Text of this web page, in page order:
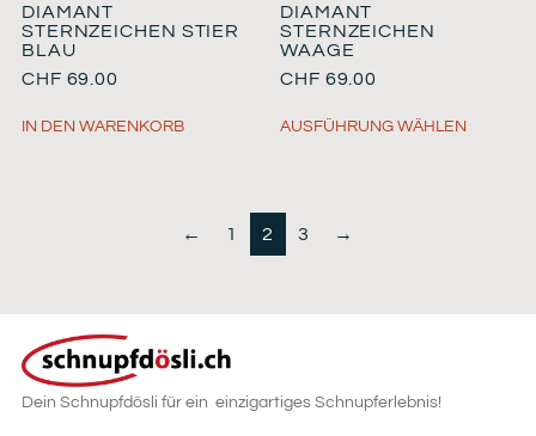
DIAMANT
STERNZEICHEN STIER
BLAU
CHF 69.00
IN DEN WARENKORB
DIAMANT
STERNZEICHEN
WAAGE
CHF 69.00
AUSFÜHRUNG WÄHLEN
← 1 2 3 →
Dein Schnupfdösli für ein einzigartiges Schnupferlebnis!